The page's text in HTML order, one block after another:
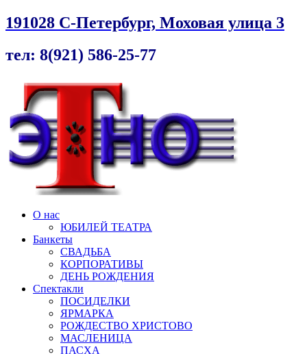
191028 С-Петербург, Моховая улица 3
тел: 8(921) 586-25-77
О нас
ЮБИЛЕЙ ТЕАТРА
Банкеты
СВАДЬБА
КОРПОРАТИВЫ
ДЕНЬ РОЖДЕНИЯ
Спектакли
ПОСИДЕЛКИ
ЯРМАРКА
РОЖДЕСТВО ХРИСТОВО
МАСЛЕНИЦА
ПАСХА